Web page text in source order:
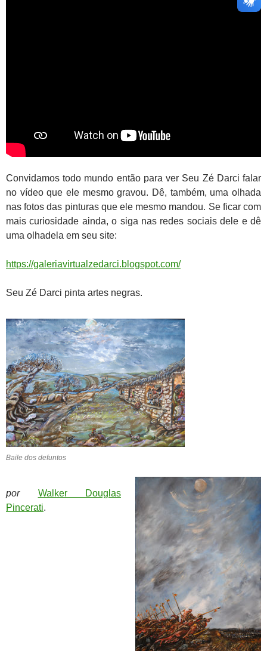
Convidamos todo mundo então para ver Seu Zé Darci falar
no vídeo que ele mesmo gravou. Dê, também, uma olhada
nas fotos das pinturas que ele mesmo mandou. Se ficar com
mais curiosidade ainda, o siga nas redes sociais dele e dê
uma olhadela em seu site:
https://galeriavirtualzedarci.blogspot.com/
Seu Zé Darci pinta artes negras.
Baile dos defuntos
por Walker Douglas
Pincerati.